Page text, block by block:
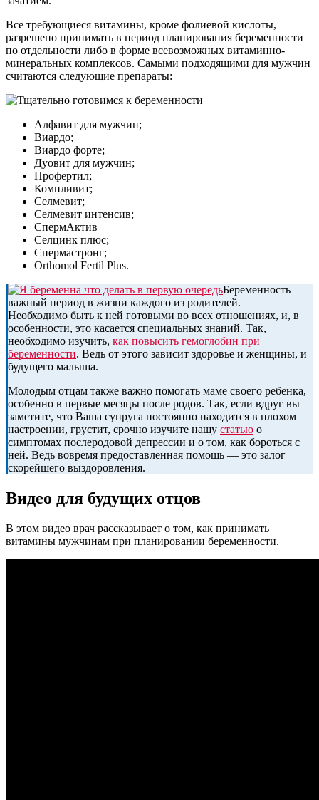
Все требующиеся витамины, кроме фолиевой кислоты,
разрешено принимать в период планирования беременности
по отдельности либо в форме всевозможных витаминно-
минеральных комплексов. Самыми подходящими для мужчин
считаются следующие препараты:
Алфавит для мужчин;
Виардо;
Виардо форте;
Дуовит для мужчин;
Профертил;
Компливит;
Селмевит;
Селмевит интенсив;
СпермАктив
Селцинк плюс;
Спермастронг;
Orthomol Fertil Plus.
Беременность —
важный период в жизни каждого из родителей.
Необходимо быть к ней готовыми во всех отношениях, и, в
особенности, это касается специальных знаний. Так,
необходимо изучить, как повысить гемоглобин при
беременности. Ведь от этого зависит здоровье и женщины, и
будущего малыша.
Молодым отцам также важно помогать маме своего ребенка,
особенно в первые месяцы после родов. Так, если вдруг вы
заметите, что Ваша супруга постоянно находится в плохом
настроении, грустит, срочно изучите нашу статью о
симптомах послеродовой депрессии и о том, как бороться с
ней. Ведь вовремя предоставленная помощь — это залог
скорейшего выздоровления.
Видео для будущих отцов
В этом видео врач рассказывает о том, как принимать
витамины мужчинам при планировании беременности.